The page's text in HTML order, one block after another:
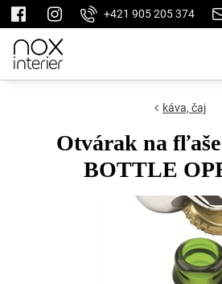
+421 905 205 374
káva, čaj
Otvárak na
BOTTLE